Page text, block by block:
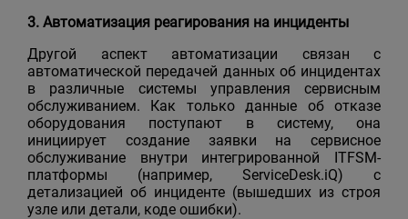
3. Автоматизация реагирования на инциденты
Другой аспект автоматизации связан с
автоматической передачей данных об инцидентах
в различные системы управления сервисным
обслуживанием. Как только данные об отказе
оборудования поступают в систему, она
инициирует создание заявки на сервисное
обслуживание внутри интегрированной ITFSM-
платформы (например, ServiceDesk.iQ) с
детализацией об инциденте (вышедших из строя
узле или детали, коде ошибки).